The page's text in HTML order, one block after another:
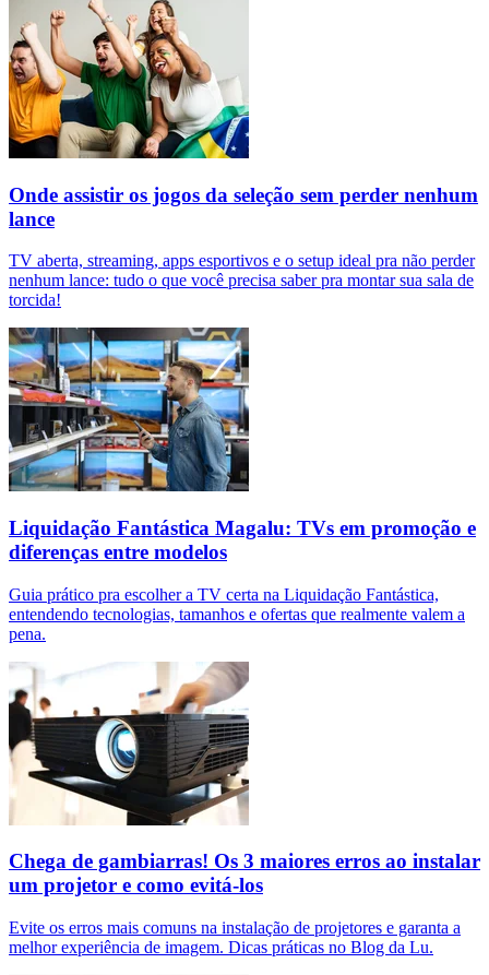
Onde assistir os jogos da seleção sem perder nenhum
lance
TV aberta, streaming, apps esportivos e o setup ideal pra não perder
nenhum lance: tudo o que você precisa saber pra montar sua sala de
torcida!
Liquidação Fantástica Magalu: TVs em promoção e
diferenças entre modelos
Guia prático pra escolher a TV certa na Liquidação Fantástica,
entendendo tecnologias, tamanhos e ofertas que realmente valem a
pena.
Chega de gambiarras! Os 3 maiores erros ao instalar
um projetor e como evitá-los
Evite os erros mais comuns na instalação de projetores e garanta a
melhor experiência de imagem. Dicas práticas no Blog da Lu.